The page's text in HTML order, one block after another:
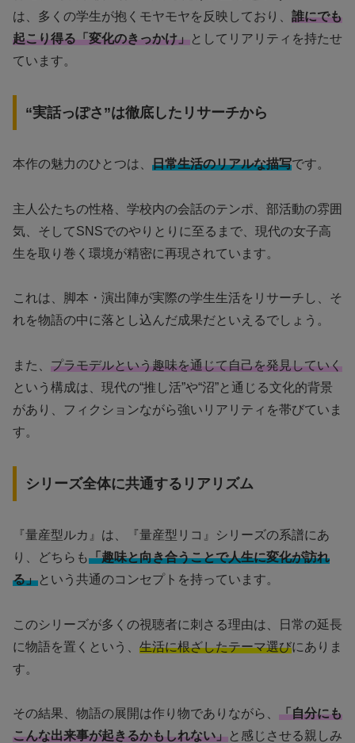
は、多くの学生が抱くモヤモヤを反映しており、 誰にでも
起こり得る「変化のきっかけ」としてリアリティを持たせ
ています。
“実話っぽさ”は徹底したリサーチから
本作の魅力のひとつは、 日常生活のリアルな描写です。
主人公たちの性格、学校内の会話のテンポ、部活動の雰囲
気、そしてSNSでのやりとりに至るまで、現代の女子高
生を取り巻く環境が精密に再現されています。
これは、脚本・演出陣が実際の学生生活をリサーチし、そ
れを物語の中に落とし込んだ成果だといえるでしょう。
また、 プラモデルという趣味を通じて自己を発見していく
という構成は、現代の“推し活”や“沼”と通じる文化的背景
があり、フィクションながら強いリアリティを帯びていま
す。
シリーズ全体に共通するリアリズム
『量産型ルカ』は、『量産型リコ』シリーズの系譜にあ
り、どちらも「趣味と向き合うことで人生に変化が訪れ
る」という共通のコンセプトを持っています。
このシリーズが多くの視聴者に刺さる理由は、日常の延長
に物語を置くという、 生活に根ざしたテーマ選びにありま
す。
その結果、物語の展開は作り物でありながら、 「自分にも
こんな出来事が起きるかもしれない」と感じさせる親しみ